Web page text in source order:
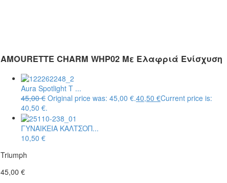
AMOURETTE CHARM WHP02 Με Ελαφριά Ενίσχυση
Aura Spotlight T ...
45,00€ Original price was: 45,00 €.40,50 €Current price is:
40,50 €.
ΓΥΝΑΙΚΕΙΑ ΚΑΛΤΣΟΠ...
10,50 €
Triumph
45,00 €